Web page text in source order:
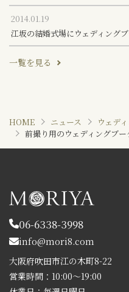
2014.01.19
江坂の結婚式場にウェディングブ
一覧を見る
HOME ニュース
ウェデ
前撮り用のウェディングブー
06-6338-3998
info@mori8.com
大阪府吹田市江の木町8-22
営業時間：10:00～19:00